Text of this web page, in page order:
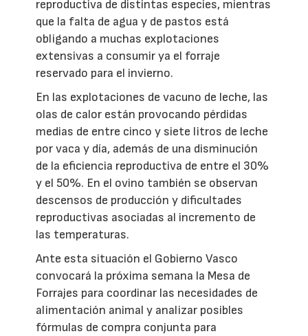
reproductiva de distintas especies, mientras
que la falta de agua y de pastos está
obligando a muchas explotaciones
extensivas a consumir ya el forraje
reservado para el invierno.
En las explotaciones de vacuno de leche, las
olas de calor están provocando pérdidas
medias de entre cinco y siete litros de leche
por vaca y día, además de una disminución
de la eficiencia reproductiva de entre el 30%
y el 50%. En el ovino también se observan
descensos de producción y dificultades
reproductivas asociadas al incremento de
las temperaturas.
Ante esta situación el Gobierno Vasco
convocará la próxima semana la Mesa de
Forrajes para coordinar las necesidades de
alimentación animal y analizar posibles
fórmulas de compra conjunta para